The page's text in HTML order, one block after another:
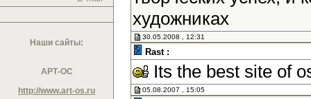
Наши сайты:
АРТ-ОС
http://www.art-os.ru
художниках
30.05.2008 , 12:31
Rast :
Its the best site of
05.08.2007 , 15:05